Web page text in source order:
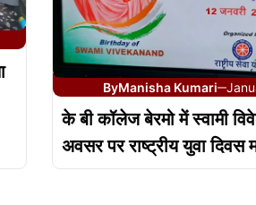
ByManisha Kumari—
के बी कॉलेज बेरमो में स्वामी
अवसर पर राष्ट्रीय युवा दिवस